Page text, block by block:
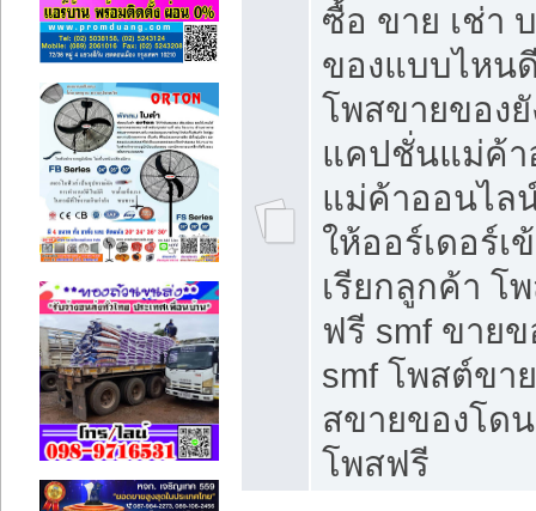
ซื้อ ขาย เช่า
ของแบบไหน
โพสขายของยั
แคปชั่นแม่ค้
แม่ค้าออนไล
ให้ออร์เดอร์เ
เรียกลูกค้า โ
ฟรี smf ขาย
smf โพสต์ขา
สขายของโด
โพสฟรี